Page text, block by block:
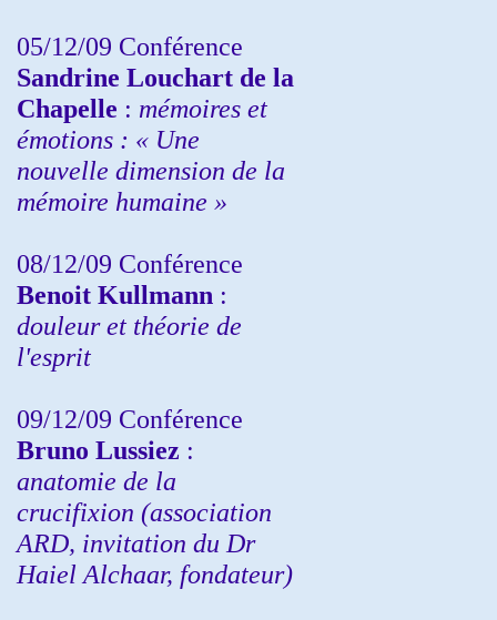
05/12/09 Conférence
Sandrine Louchart de la
Chapelle : mémoires et
émotions : « Une
nouvelle dimension de la
mémoire humaine »
08/12/09 Conférence
Benoit Kullmann :
douleur et théorie de
l'esprit
09/12/09 Conférence
Bruno Lussiez :
anatomie de la
crucifixion (association
ARD, invitation du Dr
Haiel Alchaar, fondateur)